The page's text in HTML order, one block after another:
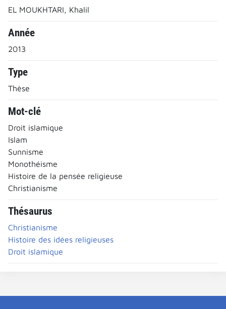
EL MOUKHTARI, Khalil
Année
2013
Type
Thèse
Mot-clé
Droit islamique
Islam
Sunnisme
Monothéisme
Histoire de la pensée religieuse
Christianisme
Thésaurus
Christianisme
Histoire des idées religieuses
Droit islamique